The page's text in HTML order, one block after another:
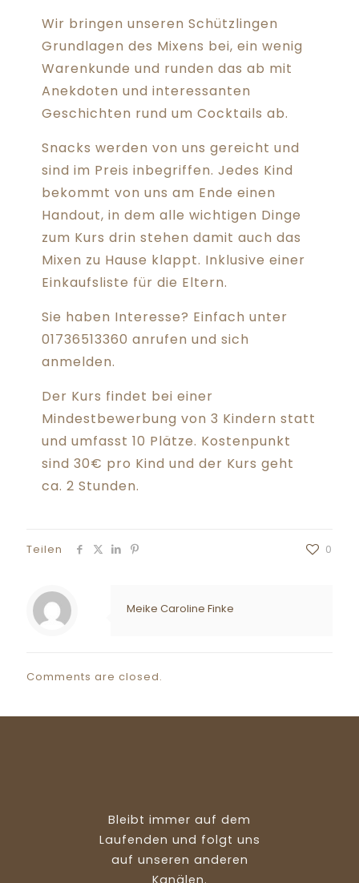
Wir bringen unseren Schützlingen
Grundlagen des Mixens bei, ein wenig
Warenkunde und runden das ab mit
Anekdoten und interessanten
Geschichten rund um Cocktails ab.
Snacks werden von uns gereicht und
sind im Preis inbegriffen. Jedes Kind
bekommt von uns am Ende einen
Handout, in dem alle wichtigen Dinge
zum Kurs drin stehen damit auch das
Mixen zu Hause klappt. Inklusive einer
Einkaufsliste für die Eltern.
Sie haben Interesse? Einfach unter
01736513360 anrufen und sich
anmelden.
Der Kurs findet bei einer
Mindestbewerbung von 3 Kindern statt
und umfasst 10 Plätze. Kostenpunkt
sind 30€ pro Kind und der Kurs geht
ca. 2 Stunden.
Teilen 0
Meike Caroline Finke
Comments are closed.
Bleibt immer auf dem
Laufenden und folgt uns
auf unseren anderen